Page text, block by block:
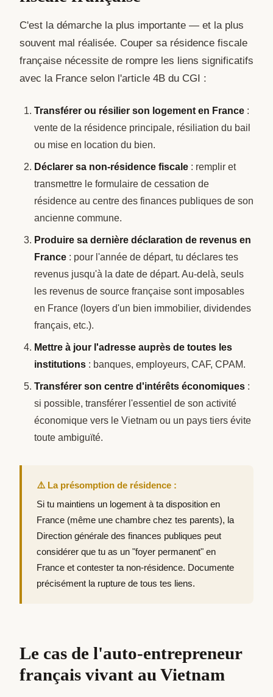
C'est la démarche la plus importante — et la plus
souvent mal réalisée. Couper sa résidence fiscale
française nécessite de rompre les liens significatifs
avec la France selon l'article 4B du CGI :
Transférer ou résilier son logement en France :
vente de la résidence principale, résiliation du bail
ou mise en location du bien.
Déclarer sa non-résidence fiscale : remplir et
transmettre le formulaire de cessation de
résidence au centre des finances publiques de son
ancienne commune.
Produire sa dernière déclaration de revenus en
France : pour l'année de départ, tu déclares tes
revenus jusqu'à la date de départ. Au-delà, seuls
les revenus de source française sont imposables
en France (loyers d'un bien immobilier, dividendes
français, etc.).
Mettre à jour l'adresse auprès de toutes les
institutions : banques, employeurs, CAF, CPAM.
Transférer son centre d'intérêts économiques :
si possible, transférer l'essentiel de son activité
économique vers le Vietnam ou un pays tiers évite
toute ambiguïté.
⚠️ La présomption de résidence :
Si tu maintiens un logement à ta disposition en
France (même une chambre chez tes parents), la
Direction générale des finances publiques peut
considérer que tu as un "foyer permanent" en
France et contester ta non-résidence. Documente
précisément la rupture de tous tes liens.
Le cas de l'auto-entrepreneur
français vivant au Vietnam